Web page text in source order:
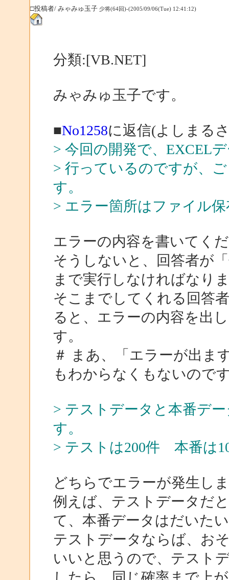
□投稿者/ みゃみゅ玉子 少将(64回)-(2005/09/06(Tue) 12:41:12)
分類:[VB.NET]
みゃみゅ玉子です。
■No1258に返信(よしまる
> 今回の開発で、EXCEL
> 行っているのですが、
す。
> エラー箇所はファイル
エラーの内容を書いてく
そうしないと、回答者が
まで実行しなければなり
そこまでしてくれる回答
ると、エラーの内容を出
す。
＃ まあ、「エラーが出ま
もわからなくもないので
> テストデータと本番デ
す。
> テストは200件 本番は
どちらでエラーが発生し
例えば、テストデータだ
て、本番データはだいた
テストデータならば、お
いいと思うので、テスト